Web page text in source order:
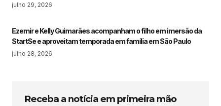
julho 29, 2026
Ezemir e Kelly Guimarães acompanham o filho em imersão da
StartSe e aproveitam temporada em família em São Paulo
julho 28, 2026
Receba a notícia em primeira mão